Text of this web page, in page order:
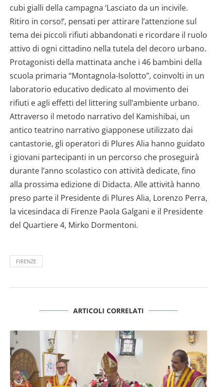
cubi gialli della campagna ‘Lasciato da un incivile.
Ritiro in corso!’, pensati per attirare l’attenzione sul
tema dei piccoli rifiuti abbandonati e ricordare il ruolo
attivo di ogni cittadino nella tutela del decoro urbano.
Protagonisti della mattinata anche i 46 bambini della
scuola primaria “Montagnola-Isolotto”, coinvolti in un
laboratorio educativo dedicato al movimento dei
rifiuti e agli effetti del littering sull’ambiente urbano.
Attraverso il metodo narrativo del Kamishibai, un
antico teatrino narrativo giapponese utilizzato dai
cantastorie, gli operatori di Plures Alia hanno guidato
i giovani partecipanti in un percorso che proseguirà
durante l’anno scolastico con attività dedicate, fino
alla prossima edizione di Didacta. Alle attività hanno
preso parte il Presidente di Plures Alia, Lorenzo Perra,
la vicesindaca di Firenze Paola Galgani e il Presidente
del Quartiere 4, Mirko Dormentoni.
FIRENZE
ARTICOLI CORRELATI